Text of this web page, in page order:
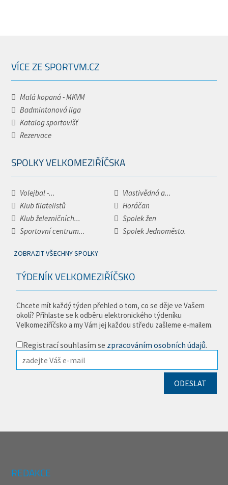
VÍCE ZE SPORTVM.CZ
Malá kopaná - MKVM
Badmintonová liga
Katalog sportovišť
Rezervace
SPOLKY VELKOMEZIŘÍČSKA
Volejbal -...
Vlastivědná a...
Klub filatelistů
Horáčan
Klub železničních...
Spolek žen
Sportovní centrum...
Spolek Jednoměsto.
ZOBRAZIT VŠECHNY SPOLKY
TÝDENÍK VELKOMEZIŘÍČSKO
Chcete mít každý týden přehled o tom, co se děje ve Vašem
okolí? Přihlaste se k odběru elektronického týdeníku
Velkomeziříčsko a my Vám jej každou středu zašleme e-mailem.
Registrací souhlasím se zpracováním osobních údajů.
REDAKCE